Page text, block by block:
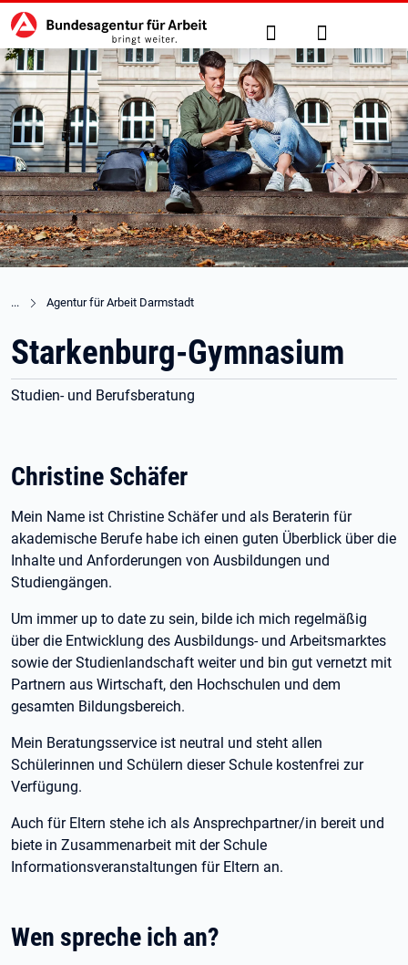
zu den Hauptinhalten springen
Hauptnavigation Suche Anmelden
Agentur für Arbeit Darmstadt
Starkenburg-Gymnasium
Studien- und Berufsberatung
Christine Schäfer
Mein Name ist Christine Schäfer und als Beraterin für
akademische Berufe habe ich einen guten Überblick über die
Inhalte und Anforderungen von Ausbildungen und
Studiengängen.
Um immer up to date zu sein, bilde ich mich regelmäßig
über die Entwicklung des Ausbildungs- und Arbeitsmarktes
sowie der Studienlandschaft weiter und bin gut vernetzt mit
Partnern aus Wirtschaft, den Hochschulen und dem
gesamten Bildungsbereich.
Mein Beratungsservice ist neutral und steht allen
Schülerinnen und Schülern dieser Schule kostenfrei zur
Verfügung.
Auch für Eltern stehe ich als Ansprechpartner/in bereit und
biete in Zusammenarbeit mit der Schule
Informationsveranstaltungen für Eltern an.
Wen spreche ich an?